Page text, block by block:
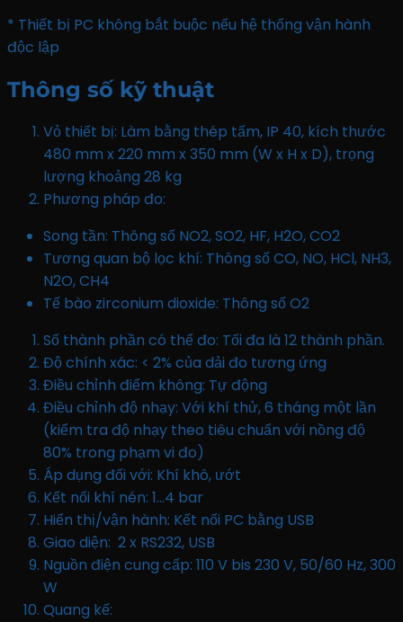
* Thiết bị PC không bắt buộc nếu hệ thống vận hành
độc lập
Thông số kỹ thuật
Vỏ thiết bị: Làm bằng thép tấm, IP 40, kích thước
480 mm x 220 mm x 350 mm (W x H x D), trọng
lượng khoảng 28 kg
Phương pháp đo:
Song tần: Thông số NO2, SO2, HF, H2O, CO2
Tương quan bộ lọc khí: Thông số CO, NO, HCl, NH3,
N2O, CH4
Tế bào zirconium dioxide: Thông số O2
Số thành phần có thể đo: Tối đa là 12 thành phần.
Độ chính xác: < 2% của dải đo tương ứng
Điều chỉnh điểm không: Tự động
Điều chỉnh độ nhạy: Với khí thử, 6 tháng một lần
(kiểm tra độ nhạy theo tiêu chuẩn với nồng độ
80% trong phạm vi đo)
Áp dụng đối với: Khí khô, ướt
Kết nối khí nén: 1…4 bar
Hiển thị/vận hành: Kết nối PC bằng USB
Giao diện: 2 x RS232, USB​
Nguồn điện cung cấp: 110 V bis 230 V, 50/60 Hz, 300
W
Quang kế: